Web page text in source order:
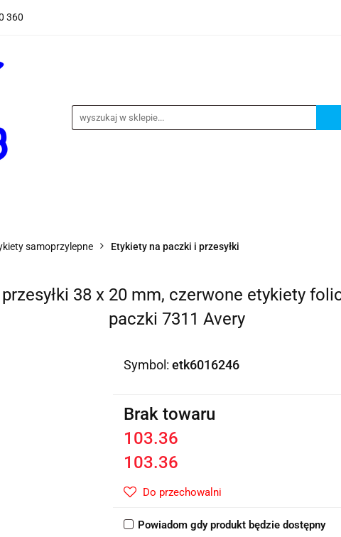
360
samoprzylepne Etykiety na paczki i przesyłki
38 x 20 mm, czerwone etykiety
paczki 7311 Avery
Symbol: etk6016246
Brak towaru
103.36
103.36
Do przechowalni
Powiadom gdy produkt będzie dostępny